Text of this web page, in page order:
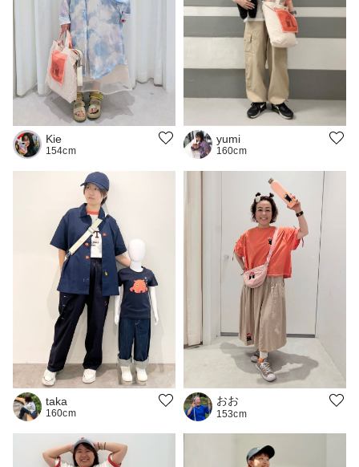
Kie
154cm
yumi
160cm
taka
160cm
おお
153cm